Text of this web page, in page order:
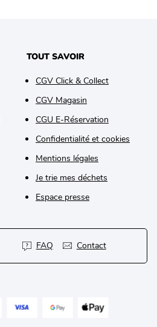
TOUT SAVOIR
CGV Click & Collect
CGV Magasin
CGU E-Réservation
Confidentialité et cookies
Mentions légales
Je trie mes déchets
Espace presse
FAQ Contact